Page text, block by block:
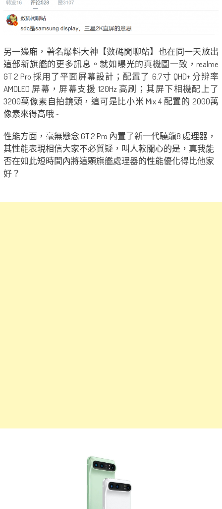
另一邊廂，著名爆料大神【數碼閒聊站】也在同一天放出
這部新旗艦的更多訊息。就如曝光的真機圖一致，realme
GT 2 Pro 採用了平面屏幕設計；配置了 6.7寸 QHD+ 分辨率
AMOLED 屏幕，屏幕支援 120Hz 高刷；其屏下相機配上了
3200萬像素自拍鏡頭，這可是比小米 Mix 4 配置的 2000萬
像素來得高哦 ~
性能方面，毫無懸念 GT 2 Pro 內置了新一代驍龍8 處理器，
其性能表現相信大家不必質疑，叫人較關心的是，真我能
否在如此短時間內將這顆旗艦處理器的性能優化得比他家
好？